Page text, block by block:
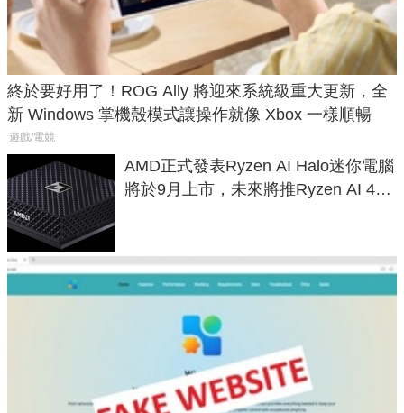
終於要好用了！ROG Ally 將迎來系統級重大更新，全
新 Windows 掌機殼模式讓操作就像 Xbox 一樣順暢
遊戲/電競
AMD正式發表Ryzen AI Halo迷你電腦
將於9月上市，未來將推Ryzen AI 400